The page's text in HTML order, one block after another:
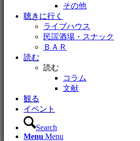
その他
聴きに行く
ライブハウス
民謡酒場・スナック
ＢＡＲ
読む
読む
コラム
文献
観る
イベント
Search
Menu Menu